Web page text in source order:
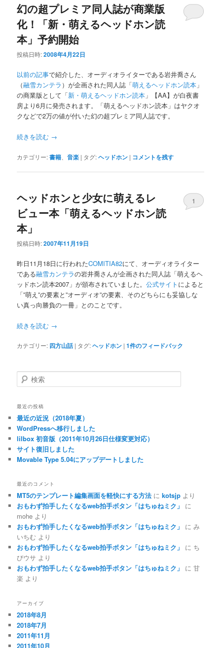
幻の超プレミア同人誌が商業版
化！「新・萌えるヘッドホン読
本」予約開始
投稿日時:2008年4月22日
以前の記事で紹介した、オーディオライターである岩井喬さん
（融雪カンテラ ）が企画された同人誌「萌えるヘッドホン読本 」
の商業版として「新・萌えるヘッドホン読本 」【AA】が白夜書
房より6月に発売されます。「萌えるヘッドホン読本」はヤクオ
クなどで2万の値が付いた幻の超プレミア同人誌です。
続きを読む →
カテゴリー:書籍 、音楽 | タグ:ヘッドホン | コメントを残す
ヘッドホンと少女に萌えるレ
ビュー本「萌えるヘッドホン読
本」
投稿日時:2007年11月19日
1
昨日11月18日に行われたCOMITIA82にて、オーディオライター
である融雪カンテラの岩井喬さんが企画された同人誌「萌えるヘ
ッドホン読本2007」が頒布されていました。公式サイト によると
「”萌え”の要素と”オーディオ”の要素、そのどちらにも妥協しな
い真っ向勝負の一冊」とのことです。
続きを読む →
カテゴリー: 四方山話 | タグ:ヘッドホン |1件のフィードバック
検
索
最近の投稿
最近の近況（2018年夏）
WordPressへ移行しました
lilbox 初音版（2011年10月26日仕様変更対応）
サイト復旧しました
Movable Type 5.04にアップデートしました
最近のコメント
MT5のテンプレート編集画面を軽快にする方法にkotsjp より
おもわず拍手したくなるweb拍手ボタン「はちゅねミク」
に
mohe より
おもわず拍手したくなるweb拍手ボタン「はちゅねミク」
にみ
いちむ より
おもわず拍手したくなるweb拍手ボタン「はちゅねミク」
に ち
びウサ より
おもわず拍手したくなるweb拍手ボタン「はちゅねミク」
に甘
楽 より
アーカイブ
2018年8月
2018年7月
2011年11月
2011年10月